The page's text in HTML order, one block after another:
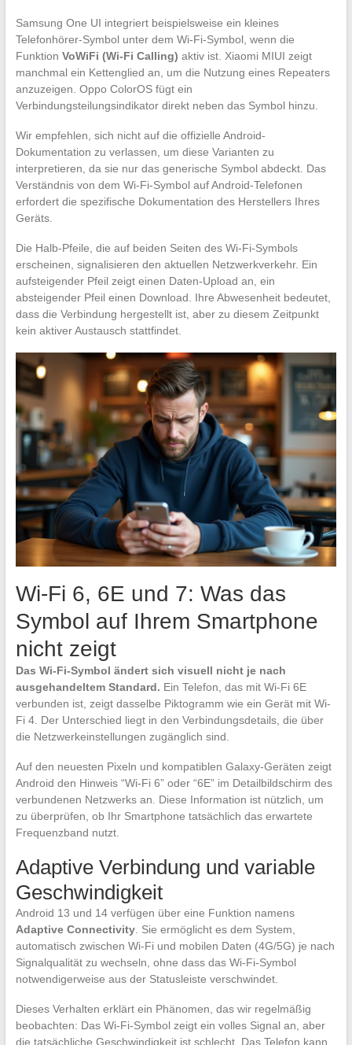
Samsung One UI integriert beispielsweise ein kleines
Telefonhörer-Symbol unter dem Wi-Fi-Symbol, wenn die
Funktion VoWiFi (Wi-Fi Calling) aktiv ist. Xiaomi MIUI zeigt
manchmal ein Kettenglied an, um die Nutzung eines Repeaters
anzuzeigen. Oppo ColorOS fügt ein
Verbindungsteilungsindikator direkt neben das Symbol hinzu.
Wir empfehlen, sich nicht auf die offizielle Android-
Dokumentation zu verlassen, um diese Varianten zu
interpretieren, da sie nur das generische Symbol abdeckt. Das
Verständnis von dem Wi-Fi-Symbol auf Android-Telefonen
erfordert die spezifische Dokumentation des Herstellers Ihres
Geräts.
Die Halb-Pfeile, die auf beiden Seiten des Wi-Fi-Symbols
erscheinen, signalisieren den aktuellen Netzwerkverkehr. Ein
aufsteigender Pfeil zeigt einen Daten-Upload an, ein
absteigender Pfeil einen Download. Ihre Abwesenheit bedeutet,
dass die Verbindung hergestellt ist, aber zu diesem Zeitpunkt
kein aktiver Austausch stattfindet.
Wi-Fi 6, 6E und 7: Was das
Symbol auf Ihrem Smartphone
nicht zeigt
Das Wi-Fi-Symbol ändert sich visuell nicht je nach
ausgehandeltem Standard. Ein Telefon, das mit Wi-Fi 6E
verbunden ist, zeigt dasselbe Piktogramm wie ein Gerät mit Wi-
Fi 4. Der Unterschied liegt in den Verbindungsdetails, die über
die Netzwerkeinstellungen zugänglich sind.
Auf den neuesten Pixeln und kompatiblen Galaxy-Geräten zeigt
Android den Hinweis “Wi-Fi 6” oder “6E” im Detailbildschirm des
verbundenen Netzwerks an. Diese Information ist nützlich, um
zu überprüfen, ob Ihr Smartphone tatsächlich das erwartete
Frequenzband nutzt.
Adaptive Verbindung und variable
Geschwindigkeit
Android 13 und 14 verfügen über eine Funktion namens
Adaptive Connectivity. Sie ermöglicht es dem System,
automatisch zwischen Wi-Fi und mobilen Daten (4G/5G) je nach
Signalqualität zu wechseln, ohne dass das Wi-Fi-Symbol
notwendigerweise aus der Statusleiste verschwindet.
Dieses Verhalten erklärt ein Phänomen, das wir regelmäßig
beobachten: Das Wi-Fi-Symbol zeigt ein volles Signal an, aber
die tatsächliche Geschwindigkeit ist schlecht. Das Telefon kann